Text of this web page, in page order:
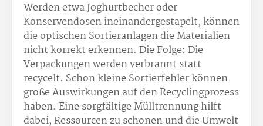
Werden etwa Joghurtbecher oder
Konservendosen ineinandergestapelt, können
die optischen Sortieranlagen die Materialien
nicht korrekt erkennen. Die Folge: Die
Verpackungen werden verbrannt statt
recycelt. Schon kleine Sortierfehler können
große Auswirkungen auf den Recyclingprozess
haben. Eine sorgfältige Mülltrennung hilft
dabei, Ressourcen zu schonen und die Umwelt